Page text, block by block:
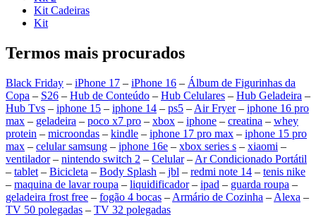
Kit Cadeiras
Kit
Termos mais procurados
Black Friday – iPhone 17 – iPhone 16 – Álbum de Figurinhas da
Copa – S26 – Hub de Conteúdo – Hub Celulares – Hub Geladeira –
Hub Tvs – iphone 15 – iphone 14 – ps5 – Air Fryer– iphone 16 pro
max – geladeira – poco x7 pro – xbox – iphone – creatina – whey
protein – microondas – kindle – iphone 17 pro max – iphone 15 pro
max – celular samsung – iphone 16e – xbox series s – xiaomi –
ventilador– nintendo switch 2 – Celular– Ar Condicionado Portátil
– tablet – Bicicleta – Body Splash – jbl – redmi note 14 – tenis nike
– maquina de lavar roupa – liquidificador– ipad – guarda roupa –
geladeira frost free – fogão 4 bocas – Armário de Cozinha – Alexa –
TV 50 polegadas – TV 32 polegadas